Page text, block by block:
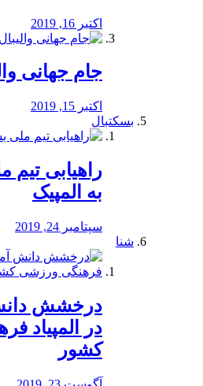
اکتبر 16, 2019
جام جهانی
اکتبر 15, 2019
بسکتبال
راهیابی تیم
به المپیک
سپتامبر 24, 2019
شنا
درخشش
در المپیاد
کشور